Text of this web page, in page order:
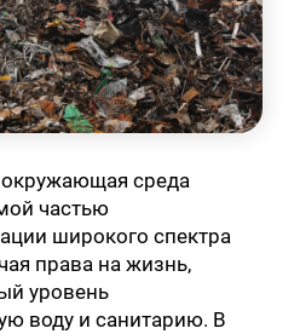
окружающая среда
частью
широкого спектра
права на жизнь,
уровень
воду и санитарию. В